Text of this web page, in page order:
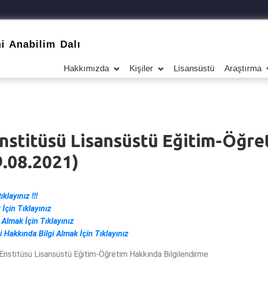
Anabilim Dalı
Hakkımızda Kişiler Lisansüstü Araştırma
Lisansüstü Eğitim-
!!!
Tıklayınız
İçin Tıklayınız
Bilgi Almak İçin Tıklayınız
Eğitim-Öğretim Hakkında Bilgilendirme